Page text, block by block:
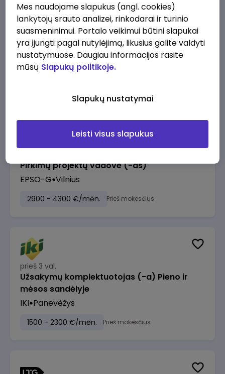
prieš 3 val.
IT sprendimų architektas (-ė) (Vilnius, LT)
JSC Lithuanian Railways
Pirkimų projektų vadovė (-as)
EPSO-G Vilnius
2900 - 4300 €/mėn. Prieš mokesčius
prieš 3 val.
Užsakymų komplektuotojas (-a) Pieno ir
mėsos sandėlyje
IKI Panevėžys
1500 - 2300 €/mėn. Prieš mokesčius
Mes naudojame slapukus (angl. cookies)
lankytojų srauto analizei, rinkodarai ir turinio
suasmeninimui. Portalo veikimui būtini slapukai
yra įjungti pagal nutylėjimą, likusius galite valdyti
nustatymuose. Daugiau informacijos rasite
mūsų Slapukų politikoje.
Slapukų nustatymai
Leisti visus slapukus